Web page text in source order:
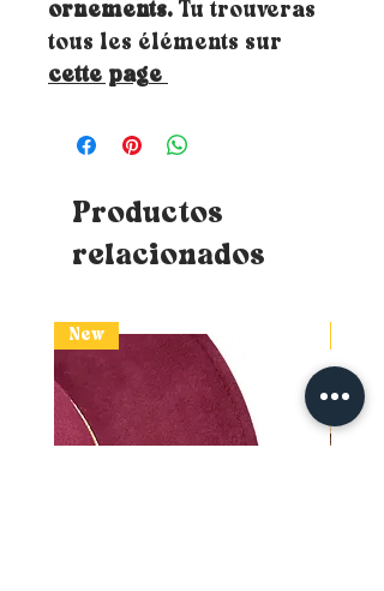
ornements. Tu trouveras
tous les éléments sur
cette page
Productos
relacionados
New